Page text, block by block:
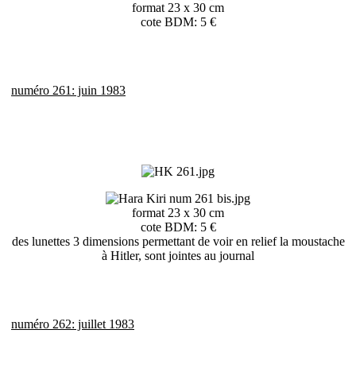
format 23 x 30 cm
cote BDM: 5 €
numéro 261: juin 1983
format 23 x 30 cm
cote BDM: 5 €
des lunettes 3 dimensions permettant de voir en relief la moustache
à Hitler, sont jointes au journal
numéro 262: juillet 1983